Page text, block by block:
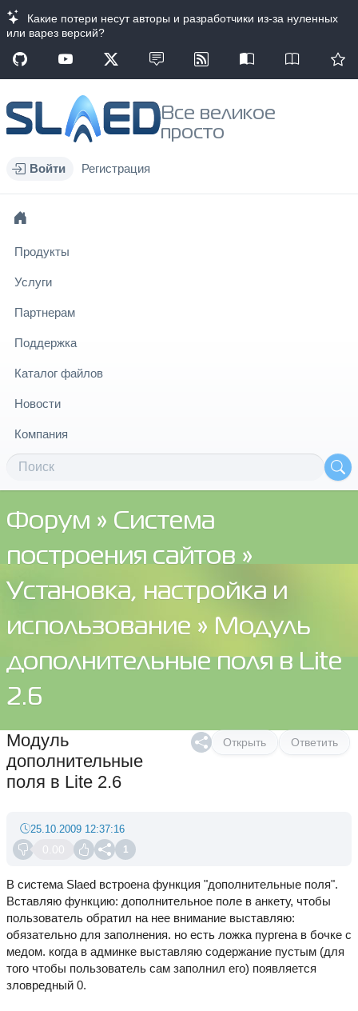
Какие потери несут авторы и разработчики из-за нуленных
или варез версий?
Все великое
просто
Войти Регистрация
Продукты
Услуги
Партнерам
Поддержка
Каталог файлов
Новости
Компания
Форум » Система
построения сайтов »
Установка, настройка и
использование » Модуль
дополнительные поля в Lite
2.6
Открыть Ответить
Модуль
дополнительные
поля в Lite 2.6
0.00 1
25.10.2009 12:37:16
В система Slaed встроена функция "дополнительные поля".
Вставляю функцию: дополнительное поле в анкету, чтобы
пользователь обратил на нее внимание выставляю:
обязательно для заполнения. но есть ложка пургена в бочке с
медом. когда в админке выставляю содержание пустым (для
того чтобы пользователь сам заполнил его) появляется
зловредный 0.